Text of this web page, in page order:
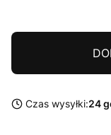
Czas wysyłki:24